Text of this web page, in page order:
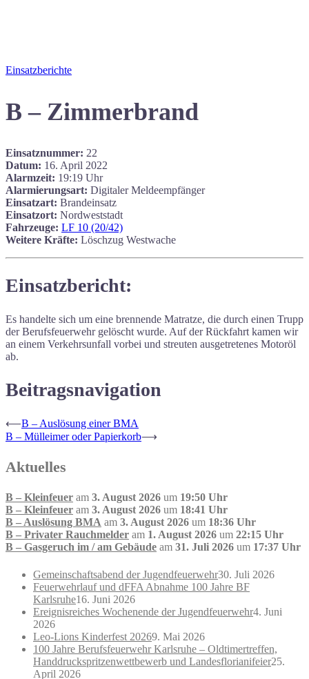
Einsatzberichte
B – Zimmerbrand
Einsatznummer: 22
Datum: 16. April 2022
Alarmzeit: 19:19 Uhr
Alarmierungsart: Digitaler Meldeempfänger
Einsatzart: Brandeinsatz
Einsatzort: Nordweststadt
Fahrzeuge: LF 10 (20/42)
Weitere Kräfte: Löschzug Westwache
Einsatzbericht:
Es handelte sich um eine brennende Matratze, die durch einen Trupp
der Berufsfeuerwehr gelöscht wurde. Auf der Rückfahrt kamen wir
an einem Verkehrsunfall vorbei und streuten ausgetretenes Motoröl
ab.
Beitragsnavigation
⟵B – Auslösung einer BMA
B – Mülleimer oder Papierkorb⟶
Aktuelles
B – Kleinfeuer am 3. August 2026 um 19:50 Uhr
B – Kleinfeuer am 3. August 2026 um 18:41 Uhr
B – Auslösung BMA am 3. August 2026 um 18:36 Uhr
B – Privater Rauchmelder am 1. August 2026 um 22:15 Uhr
B – Gasgeruch im / am Gebäude am 31. Juli 2026 um 17:37 Uhr
Gemeinschaftsabend der Jugendfeuerwehr30. Juli 2026
Feuerwehrlauf und dFFA Abnahme 100 Jahre BF
Karlsruhe16. Juni 2026
Ereignisreiches Wochenende der Jugendfeuerwehr4. Juni
2026
Leo-Lions Kinderfest 20269. Mai 2026
100 Jahre Berufsfeuerwehr Karlsruhe – Oldtimertreffen,
Handdruckspritzenwettbewerb und Landesflorianifeier25.
April 2026